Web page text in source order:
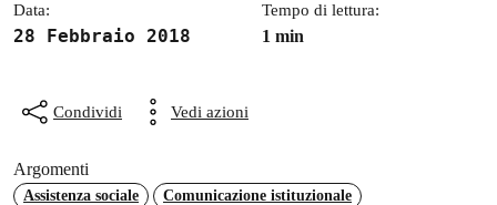
Data:
28 Febbraio 2018
Tempo di lettura:
1 min
Condividi Vedi azioni
Argomenti
Assistenza sociale
Comunicazione istituzionale